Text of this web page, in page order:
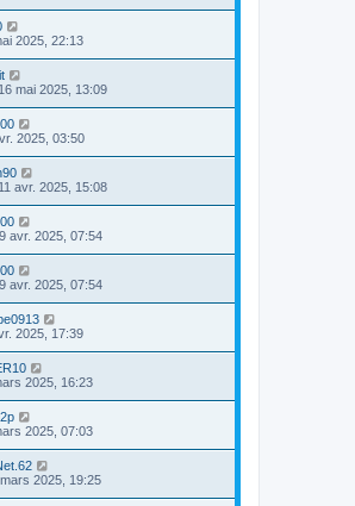
2025, 22:13
mai 2025, 13:09
2025, 03:50
avr. 2025, 15:08
avr. 2025, 07:54
avr. 2025, 07:54
2025, 17:39
2025, 16:23
2025, 07:03
2025, 19:25